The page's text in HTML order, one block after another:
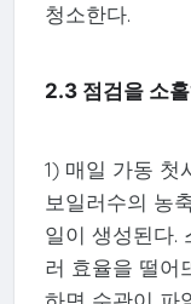
청소한다.
2.3 점검을 소
1) 매일 가동 첫
보일러수의 농
일이 생성된다.
러 효율을 떨어